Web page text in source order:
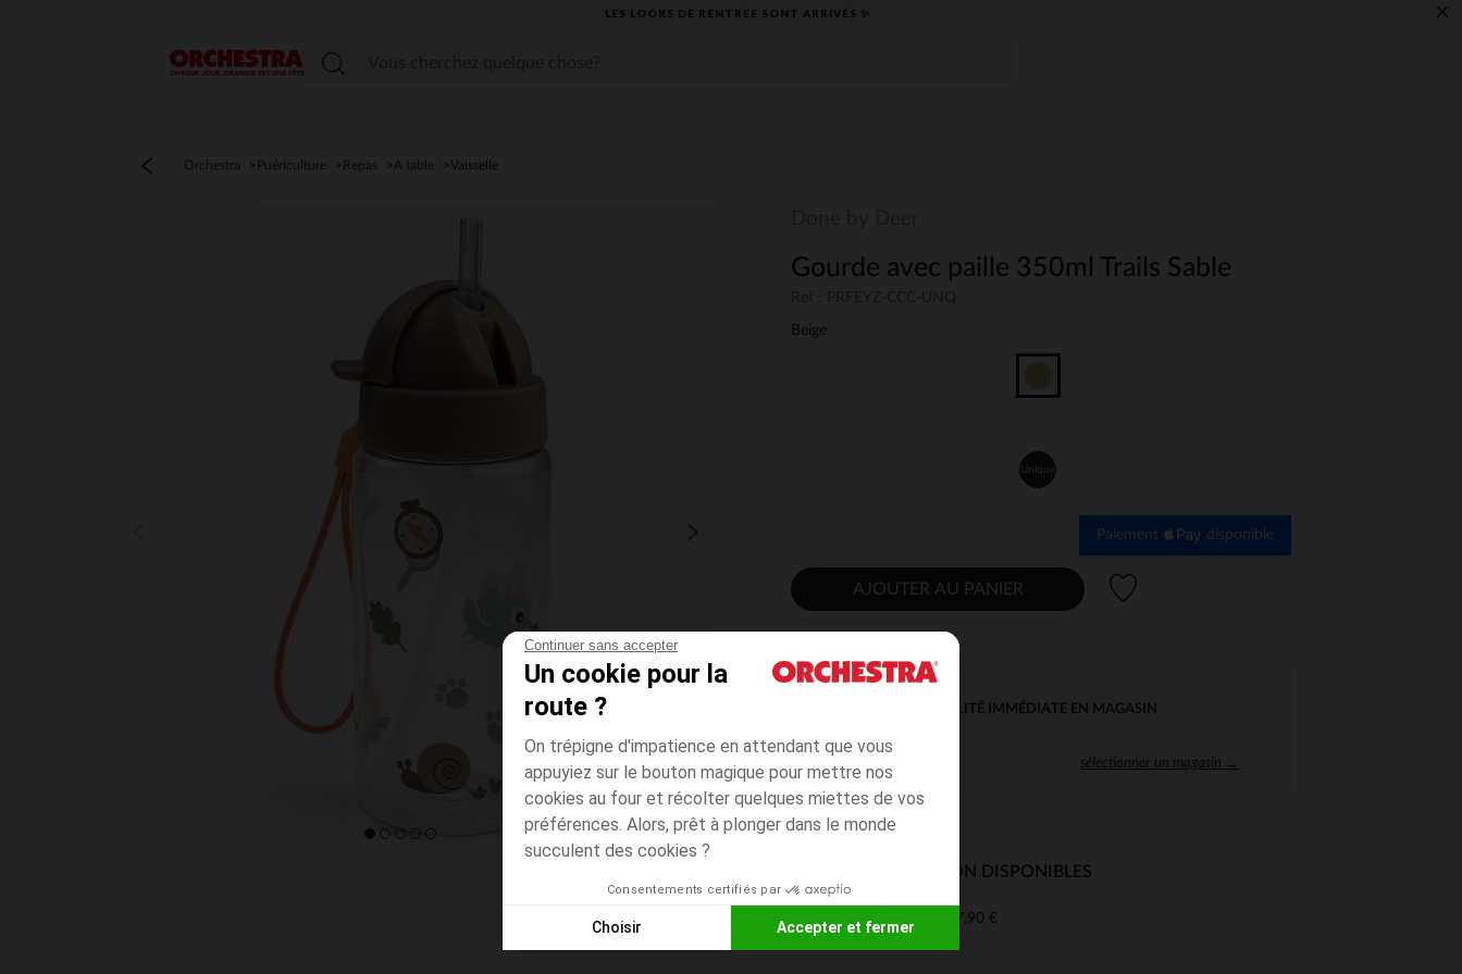
Continuer sans accepter
Un cookie pour la
route ?
On trépigne d'impatience en attendant que vous
appuyiez sur le bouton magique pour mettre nos
cookies au four et récolter quelques miettes de vos
préférences. Alors, prêt à plonger dans le monde
succulent des cookies ?
Consentements certifiés par
Choisir Accepter et fermer
LES LOOKS DE RENTRÉE SONT ARRIVÉS ✨ ×
Menu
Orchestra Puériculture Repas A table Vaisselle
Gourde avec paille 350ml Trails Sable
Beige
Unique
Paiement disponible
AJOUTER AU PANIER
DISPONIBILITÉ IMMÉDIATE EN MAGASIN
sélectionner un magasin →
MODES DE LIVRAISON DISPONIBLES
Mon domicile 7,90 €